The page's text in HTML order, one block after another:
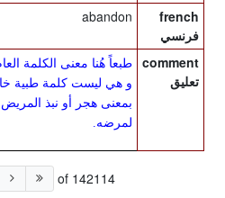
french
فرنسي
abandon
comment
تعليق
طبعاً هُنا معنى الكلمة
و هي ليست كلمة طبية
بمعنى هجر أو نبذ
لمرضه.
of 142114